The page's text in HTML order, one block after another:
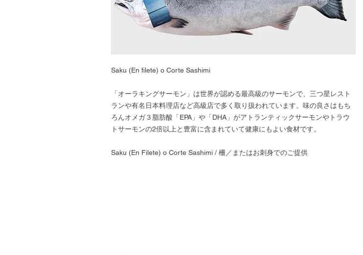
Saku (En filete) o Corte Sashimi
「オーラキングサーモン」は世界が認める最高級のサーモンで、三つ星レスト
ランや有名日本料理店など高級店で多く取り扱われています。味の良さはもち
ろんオメガ３脂肪酸「EPA」や「DHA」がアトランティックサーモンやトラウ
トサーモンの2倍以上と豊富に含まれていて健康にもよい食材です。
Saku (En Filete) o Corte Sashimi / 柵／またはお刺身でのご提供